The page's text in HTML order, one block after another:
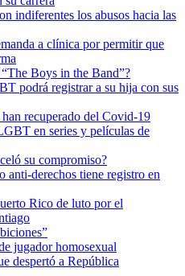
indiferentes los abusos hacia las
a clínica por permitir que
Boys in the Band”?
podrá registrar a su hija con sus
recuperado del Covid-19
en series y películas de
su compromiso?
anti-derechos tiene registro en
Rico de luto por el
jugador homosexual
despertó a República